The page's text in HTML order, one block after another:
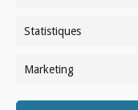
Statistiques
Marketing
Contactez-nous